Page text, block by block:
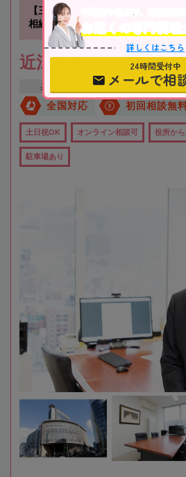
【三ノ宮駅徒歩3分】銀行顧問経験
相続税対策をご提案
近江清秀公認会計士
兵庫県 神戸市
全国対応 初回相談無
土日祝OK オンライン相談可 役所か
駐車場あり
不動産や株式等、相続資産
お近くの専門税理士
詳しくはこちら
24時間受付中
メールで相